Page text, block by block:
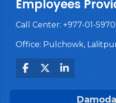
Employees
Call Center:+977-01-
Office: Pulchowk,